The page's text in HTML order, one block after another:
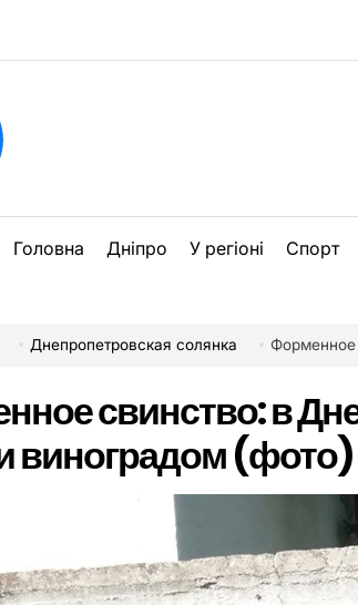
Головна Дніпро У регіоні Спорт
Днепропетровская солянка Форменное
свинство: в
виноградом (фото)